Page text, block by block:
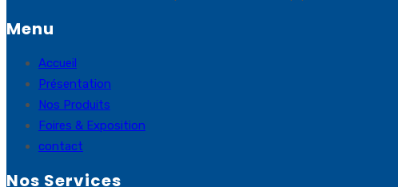
Menu
Accueil
Présentation
Nos Produits
Foires & Exposition
contact
Nos Services